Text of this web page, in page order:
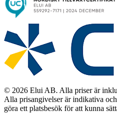
© 2026 Elui AB. Alla priser är
Alla prisangivelser är indikativa
göra ett platsbesök för att kunna